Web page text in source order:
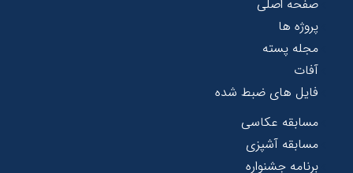
صفحه اصلی
پروژه ها
مجله پسته
آفات
فایل های ضبط شده
مسابقه عکاسی
مسابقه آشپزی
برنامه جشنواره